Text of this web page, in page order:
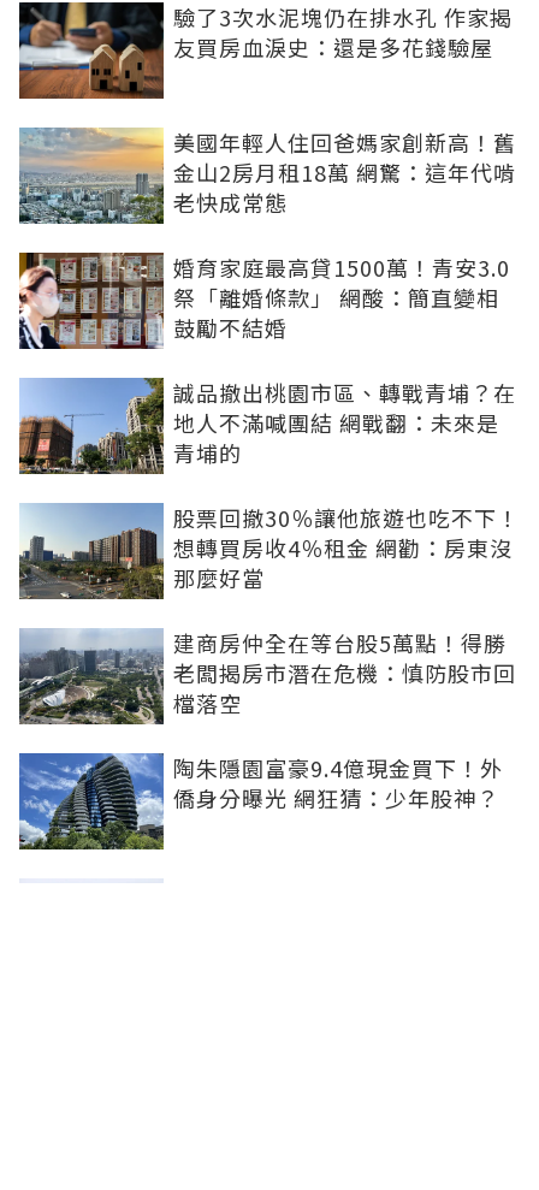
驗了3次水泥塊仍在排水孔 作家揭
友買房血淚史：還是多花錢驗屋
美國年輕人住回爸媽家創新高！舊
金山2房月租18萬 網驚：這年代啃
老快成常態
婚育家庭最高貸1500萬！青安3.0
祭「離婚條款」 網酸：簡直變相
鼓勵不結婚
誠品撤出桃園市區、轉戰青埔？在
地人不滿喊團結 網戰翻：未來是
青埔的
股票回撤30％讓他旅遊也吃不下！
想轉買房收4％租金 網勸：房東沒
那麼好當
建商房仲全在等台股5萬點！得勝
老闆揭房市潛在危機：慎防股市回
檔落空
陶朱隱園富豪9.4億現金買下！外
僑身分曝光 網狂猜：少年股神？